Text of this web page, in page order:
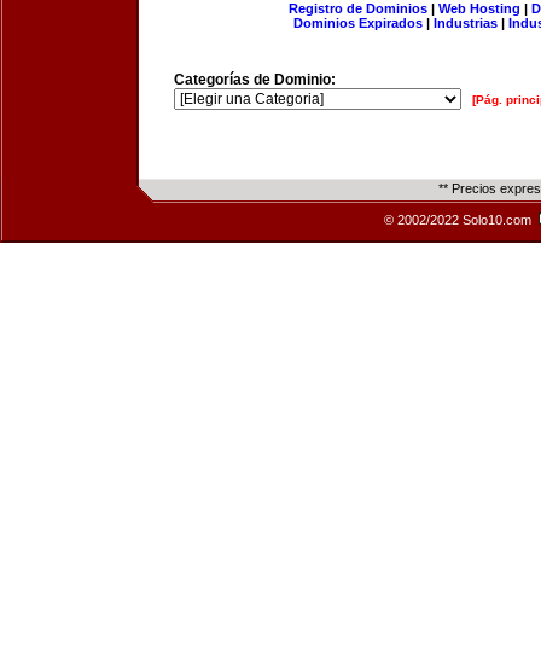
Registro de Dominios| Web Hosting |
Dominios Expirados | Industrias |
Categorías de Dominio:
[Pág.
** Precios
© 2002/2022 Solo10.com